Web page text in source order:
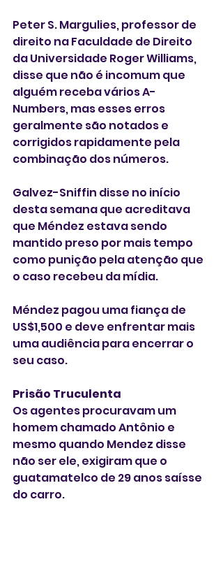
Peter S. Margulies, professor de
direito na Faculdade de Direito
da Universidade Roger Williams,
disse que não é incomum que
alguém receba vários A-
Numbers, mas esses erros
geralmente são notados e
corrigidos rapidamente pela
combinação dos números.
Galvez-Sniffin disse no início
desta semana que acreditava
que Méndez estava sendo
mantido preso por mais tempo
como punição pela atenção que
o caso recebeu da mídia.
Méndez pagou uma fiança de
US$1,500 e deve enfrentar mais
uma audiência para encerrar o
seu caso.
Prisão Truculenta
Os agentes procuravam um
homem chamado Antônio e
mesmo quando Mendez disse
não ser ele, exigiram que o
guatamatelco de 29 anos saísse
do carro.